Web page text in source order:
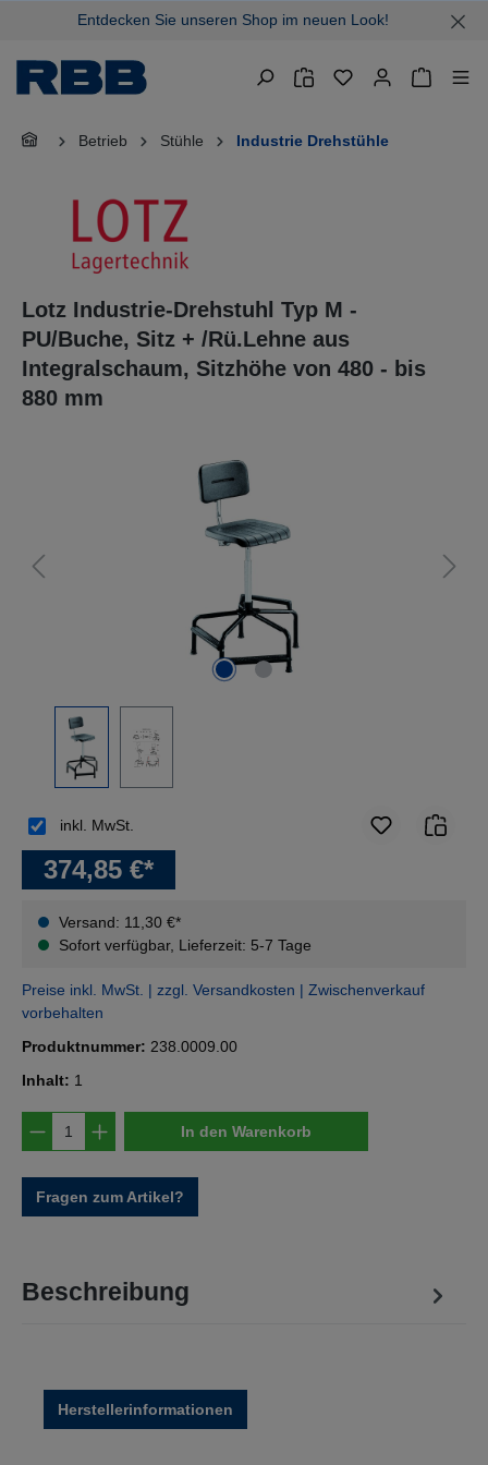
springenEntdecken Sie unseren Shop im neuen Look!
Betrieb Stühle Industrie Drehstühle
Lotz Industrie-Drehstuhl Typ M -
PU/Buche, Sitz + /Rü.Lehne aus
Integralschaum, Sitzhöhe von 480 - bis
880 mm
374,85 €*
Versand: 11,30 €*
Sofort verfügbar, Lieferzeit: 5-7 Tage
inkl. MwSt.
Preise inkl. MwSt. | zzgl. Versandkosten | Zwischenverkauf
vorbehalten
Produktnummer: 238.0009.00
Inhalt: 1
Produkt Anzahl: Gib den gewünschten
In den Warenkorb
Fragen zum Artikel?
Beschreibung
Herstellerinformationen